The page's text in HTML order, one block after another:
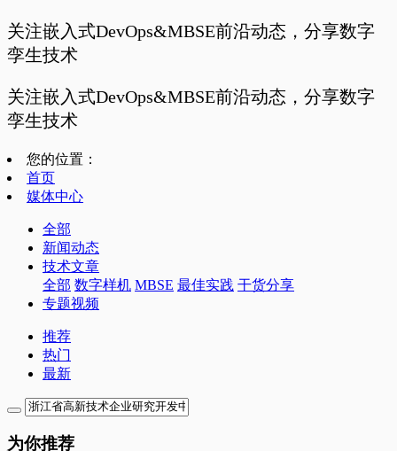
关注嵌入式DevOps&MBSE前沿动态，分享数字
孪生技术
关注嵌入式DevOps&MBSE前沿动态，分享数字
孪生技术
您的位置：
首页
媒体中心
全部
新闻动态
技术文章
全部 数字样机 MBSE 最佳实践 干货分享
专题视频
推荐
热门
最新
为你推荐